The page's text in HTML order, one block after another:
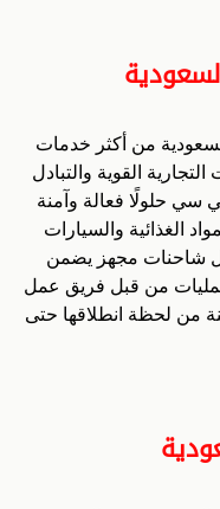
من أكثر خدمات
القوية والتبادل
سي حلولًا فعالة وآمنة
الغذائية والسيارات
شاحنات مجهز يضمن
من قبل فريق عمل
من لحظة انطلاقها حتى